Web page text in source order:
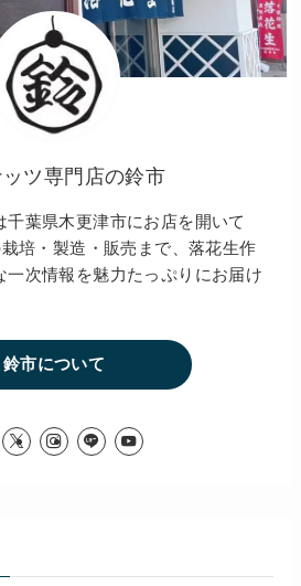
ッツ専門店の鈴市
葉県木更津市にお店を開いて
培・製造・販売まで、落花生作
一次情報を魅力たっぷりにお届け
鈴市について